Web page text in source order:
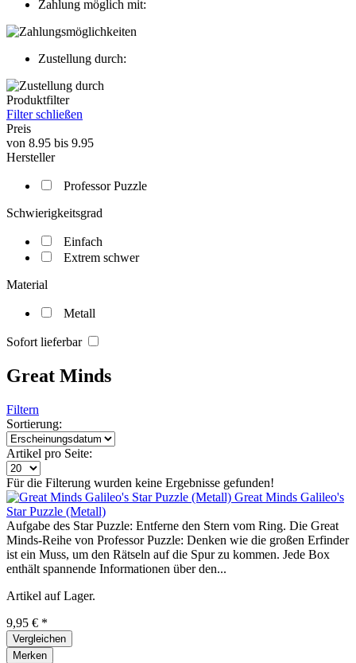
Zahlung möglich mit:
Zustellung durch:
Produktfilter
Filter schließen
Preis
von 8.95 bis 9.95
Hersteller
Professor Puzzle
Schwierigkeitsgrad
Einfach
Extrem schwer
Material
Metall
Sofort lieferbar
Great Minds
Filtern
Sortierung:
Artikel pro Seite:
Für die Filterung wurden keine Ergebnisse gefunden!
Great Minds Galileo's
Star Puzzle (Metall)
Aufgabe des Star Puzzle: Entferne den Stern vom Ring. Die Great
Minds-Reihe von Professor Puzzle: Denken wie die großen Erfinder
ist ein Muss, um den Rätseln auf die Spur zu kommen. Jede Box
enthält spannende Informationen über den...
Artikel auf Lager.
9,95 € *
Vergleichen
Merken